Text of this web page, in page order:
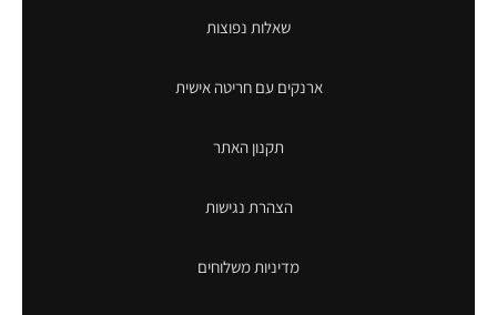
שאלות נפוצות
ארנקים עם חריטה אישית
תקנון האתר
הצהרת נגישות
מדיניות משלוחים